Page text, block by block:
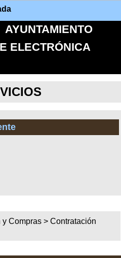
AYUNTAMIENTO
ELECTRÓNICA
y Compras >Contratación